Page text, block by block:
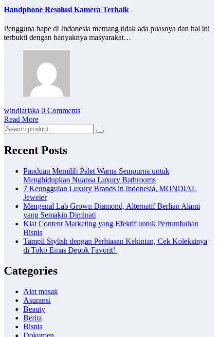
Handphone Resolusi Kamera Terbaik
Pengguna hape di Indonesia memang tidak ada puasnya dan hal ini
terbukti dengan banyaknya masyarakat…
windiariska 0 Comments
Read More
Recent Posts
Panduan Memilih Palet Warna Sempurna untuk
Menghidupkan Nuansa Luxury Bathrooms
7 Keunggulan Luxury Brands in Indonesia, MONDIAL
Jeweler
Mengenal Lab Grown Diamond, Alternatif Berlian Alami
yang Semakin Diminati
Kiat Content Marketing yang Efektif untuk Pertumbuhan
Bisnis
Tampil Stylish dengan Perhiasan Kekinian, Cek Koleksinya
di Toko Emas Depok Favorit!
Categories
Alat masak
Asuransi
Beauty
Berita
Bisnis
Dokumen